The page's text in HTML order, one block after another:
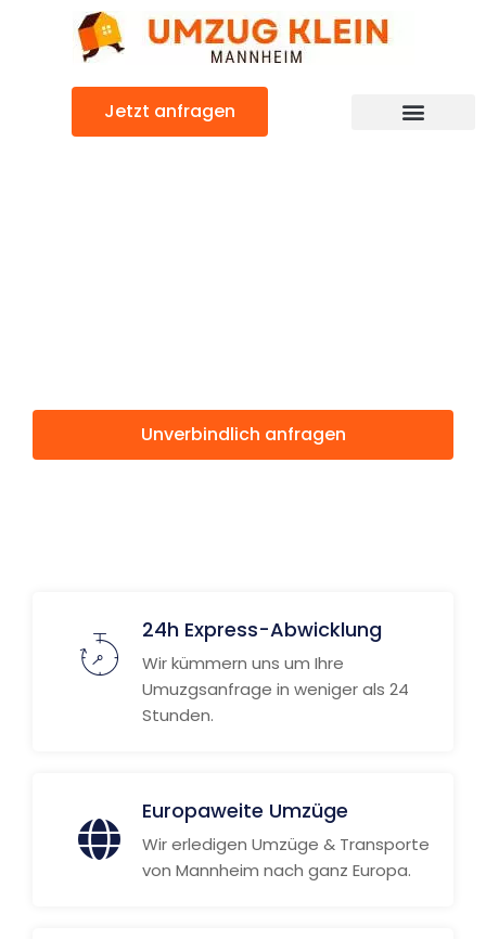
Jetzt anfragen
Unverbindlich anfragen
24h Express-Abwicklung
Wir kümmern uns um Ihre
Umuzgsanfrage in weniger als 24
Stunden.
Europaweite Umzüge
Wir erledigen Umzüge & Transporte
von Mannheim nach ganz Europa.